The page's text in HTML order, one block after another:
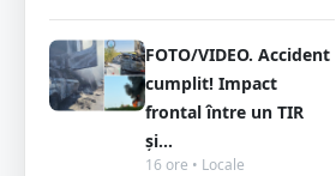
FOTO/VIDEO. Accident
cumplit! Impact
frontal între un TIR
și...
16 ore • Locale